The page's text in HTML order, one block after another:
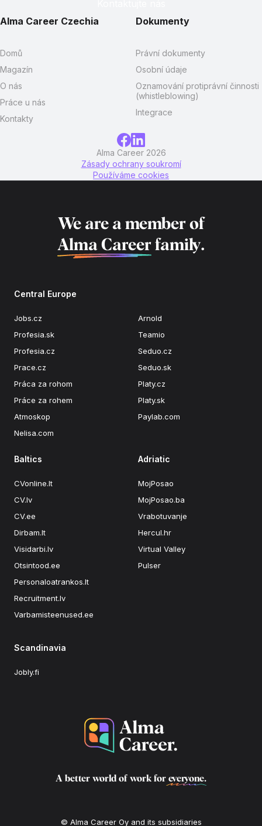
Alma Career Czechia
Domů
Magazín
O nás
Práce u nás
Kontakty
Dokumenty
Právní dokumenty
Osobní údaje
Oznamování protiprávní činnosti
(whistleblowing)
Integrace
Alma Career 2026
Zásady ochrany soukromí
Používáme cookies
We are a member of
Alma Career family.
Central Europe
Jobs.cz
Profesia.sk
Profesia.cz
Prace.cz
Práca za rohom
Práce za rohem
Atmoskop
Nelisa.com
Arnold
Teamio
Seduo.cz
Seduo.sk
Platy.cz
Platy.sk
Paylab.com
Baltics
CVonline.lt
CV.lv
CV.ee
Dirbam.lt
Visidarbi.lv
Otsintood.ee
Personaloatrankos.lt
Recruitment.lv
Varbamisteenused.ee
Adriatic
MojPosao
MojPosao.ba
Vrabotuvanje
Hercul.hr
Virtual Valley
Pulser
Scandinavia
Jobly.fi
A better world of work for everyone.
© Alma Career Oy and its subsidiaries